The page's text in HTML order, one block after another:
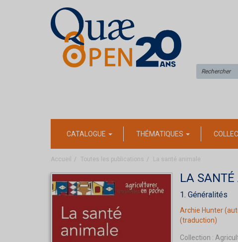
CATALOGUE THÉMATIQUES
Accueil Toutes les publications La santé animale
LA
1. Généralités
Archie Hunter
(traduction)
Collection :